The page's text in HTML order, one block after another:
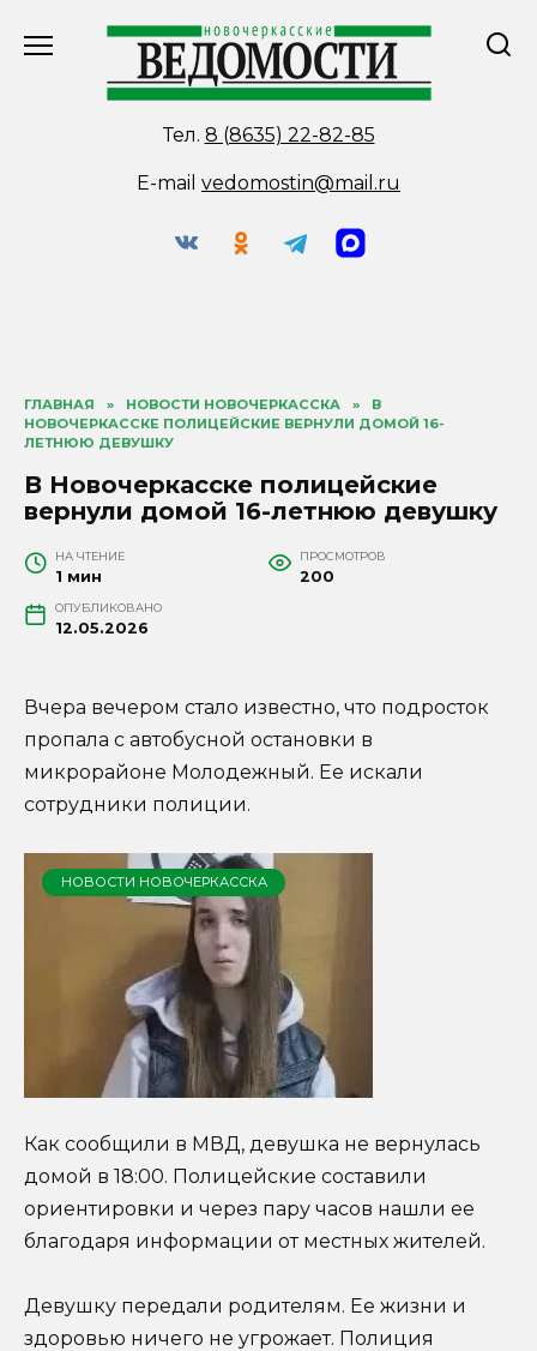
Тел. 8 (8635) 22-82-85
E-mail vedomostin@mail.ru
ГЛАВНАЯ » НОВОСТИ НОВОЧЕРКАССКА »
В
НОВОЧЕРКАССКЕ ПОЛИЦЕЙСКИЕ ВЕРНУЛИ ДОМОЙ 16-
ЛЕТНЮЮ ДЕВУШКУ
В Новочеркасске полицейские
вернули домой 16-летнюю девушку
НА ЧТЕНИЕ
1 мин
ПРОСМОТРОВ
200
ОПУБЛИКОВАНО
12.05.2026
Вчера вечером стало известно, что подросток
пропала с автобусной остановки в
микрорайоне Молодежный. Ее искали
сотрудники полиции.
НОВОСТИ НОВОЧЕРКАССКА
Как сообщили в МВД, девушка не вернулась
домой в 18:00. Полицейские составили
ориентировки и через пару часов нашли ее
благодаря информации от местных жителей.
Девушку передали родителям. Ее жизни и
здоровью ничего не угрожает. Полиция